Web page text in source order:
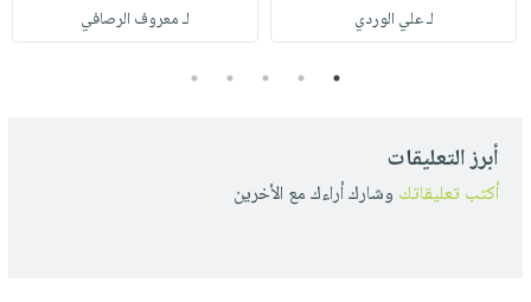
لـ علي الوردي
لـ معروف الرصافي
1
2
3
4
5
أبرز التعليقات
أكتب تعليقاتك وشارك أراءك مع الأخرين